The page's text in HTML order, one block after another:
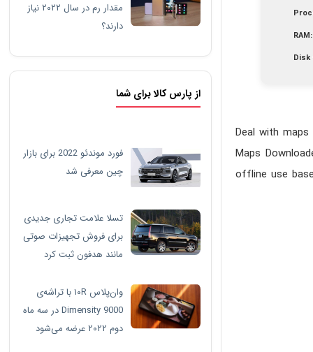
RAM:
Disk
Deal with
Maps
offline use
مقدار رم در سال ۲۰۲۲ نیاز
دارند؟
از پارس کالا برای شما
فورد موندئو 2022 برای بازار
چین معرفی شد
تسلا علامت تجاری جدیدی
برای فروش تجهیزات صوتی
مانند هدفون ثبت کرد
وان‌پلاس ۱۰R با تراشه‌ی
Dimensity 9000 در سه ماه
دوم ۲۰۲۲ عرضه می‌شود